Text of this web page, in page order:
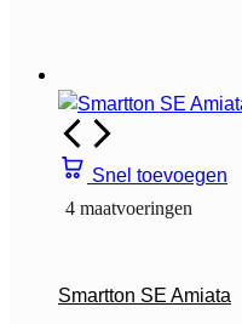
Snel toevoegen
4 maatvoeringen
Smartton SE Amiata